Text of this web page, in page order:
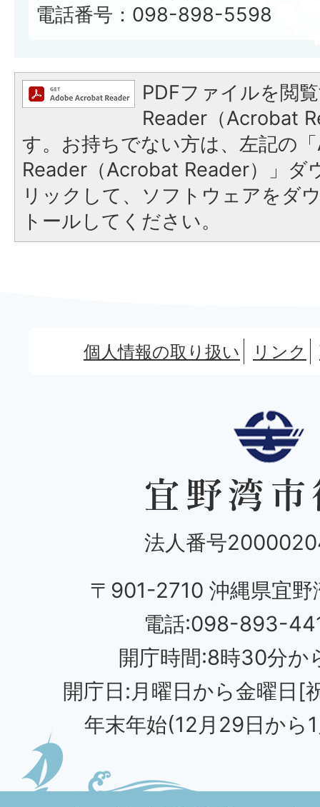
電話番号：098-898-5598
PDFファイルを閲
Reader（Acrobat
す。お持ちでない方は、左記の
Reader（Acrobat Reader）」ダ
リックして、ソフトウェアをダ
トールしてください。
個人情報の取り扱い リンク
法人番号
〒901-2710 沖縄県宜野
電話:098-893-
開庁時間:8時30分か
開庁日:月曜日から金曜日[
年末年始(12月29日から